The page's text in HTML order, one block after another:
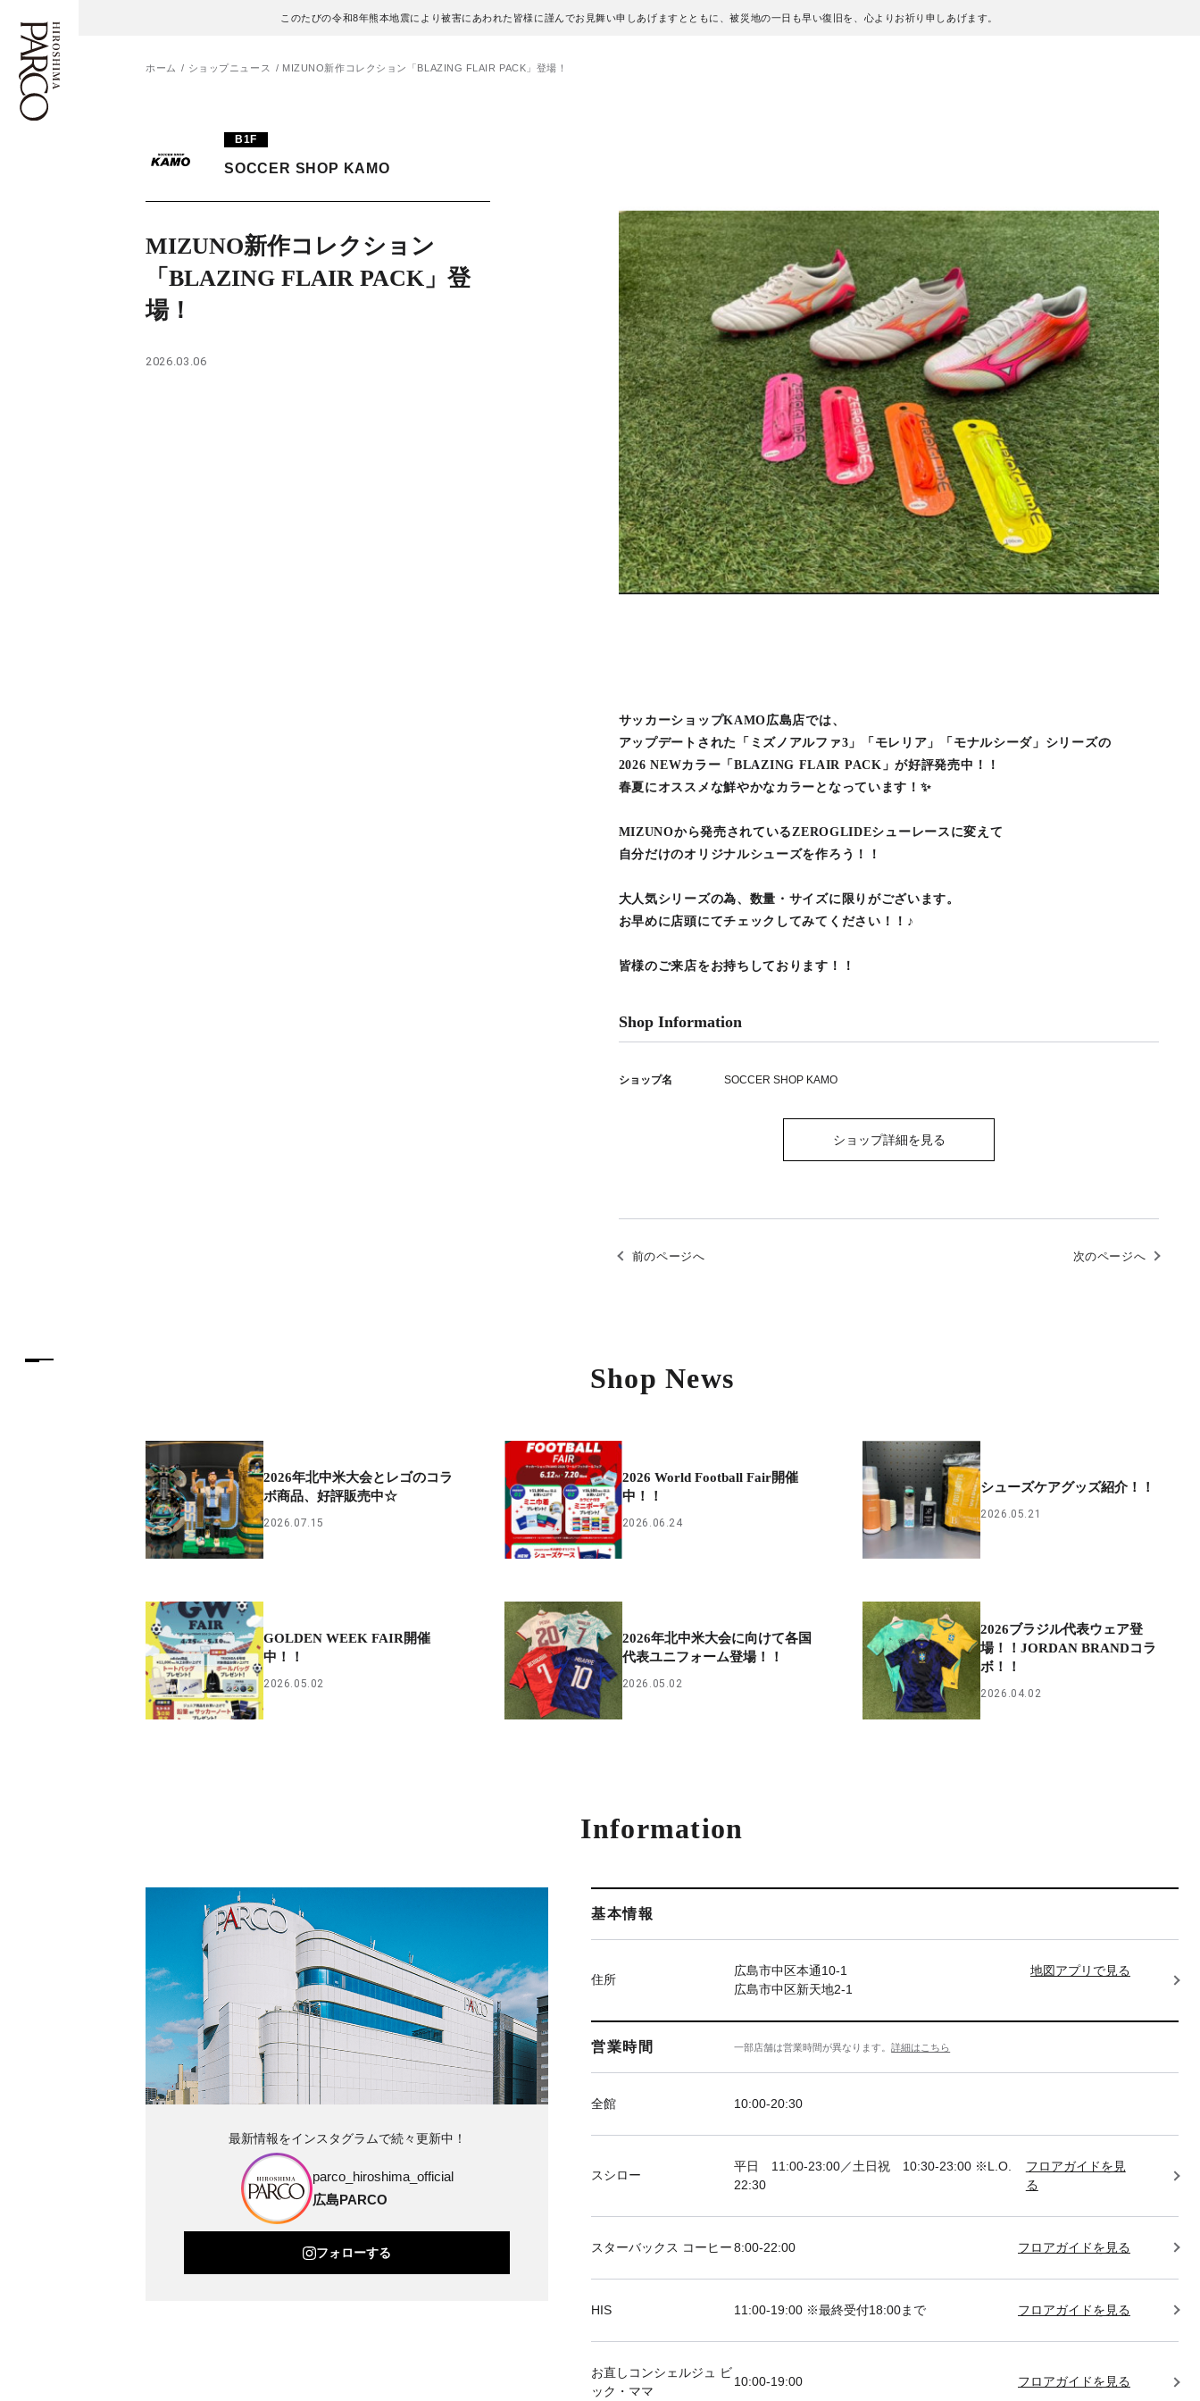
このたびの令和8年熊本地震により被害にあわれた皆様に謹んでお見舞い申しあげますとともに、被災地の一日も早い復旧を、心よりお祈り申しあげます。
施設案内・アクセス
レストラン・カフェ
ภาษาไทย
ホーム ショップニュース MIZUNO新作コレクション「BLAZING FLAIR PACK」登場！
B1F
SOCCER SHOP KAMO
MIZUNO新作コレクション
「BLAZING FLAIR PACK」登
場！
2026.03.06
サッカーショップKAMO広島店では、
アップデートされた「ミズノアルファ3」「モレリア」「モナルシーダ」シリーズの
2026 NEWカラー「BLAZING FLAIR PACK」が好評発売中！！
春夏にオススメな鮮やかなカラーとなっています！✨
MIZUNOから発売されているZEROGLIDEシューレースに変えて
自分だけのオリジナルシューズを作ろう！！
大人気シリーズの為、数量・サイズに限りがございます。
お早めに店頭にてチェックしてみてください！！♪
皆様のご来店をお持ちしております！！
Shop Information
ショップ名 SOCCER SHOP KAMO
ショップ詳細を見る
前のページへ 次のページへ
Shop News
2026年北中米大会とレゴのコラ
ボ商品、好評販売中☆
2026.07.15
2026 World Football Fair開催
中！！
2026.06.24
シューズケアグッズ紹介！！
2026.05.21
GOLDEN WEEK FAIR開催
中！！
2026.05.02
2026年北中米大会に向けて各国
代表ユニフォーム登場！！
2026.05.02
2026ブラジル代表ウェア登
場！！JORDAN BRANDコラ
ボ！！
2026.04.02
Information
基本情報
住所
広島市中区本通10-1
広島市中区新天地2-1
地図アプリで見る
営業時間 一部店舗は営業時間が異なります。詳細はこちら
全館 10:00-20:30
スシロー
平日 11:00-23:00／土日祝 10:30-23:00 ※L.O.
22:30
フロアガイドを見
る
スターバックス コーヒー 8:00-22:00 フロアガイドを見る
HIS 11:00-19:00 ※最終受付18:00まで フロアガイドを見る
お直しコンシェルジュ ビ
ック・ママ
10:00-19:00 フロアガイドを見る
最新情報をインスタグラムで続々更新中！
parco_hiroshima_official
広島PARCO
フォローする